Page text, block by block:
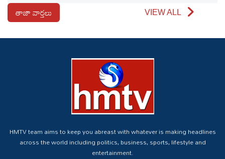
తాజా వార్తలు VIEW ALL
HMTV team aims to keep you abreast with whatever is making headlines
across the world including politics, business, sports, lifestyle and
entertainment.